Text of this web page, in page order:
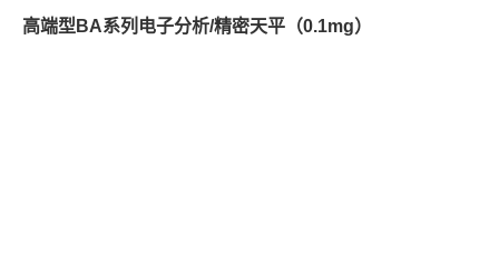
高端型BA系列电子分析/精密天平（0.1mg）